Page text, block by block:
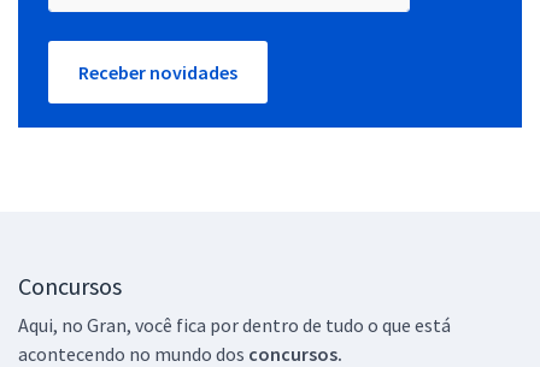
Receber novidades
Concursos
Aqui, no Gran, você fica por dentro de tudo o que está
acontecendo no mundo dos concursos.